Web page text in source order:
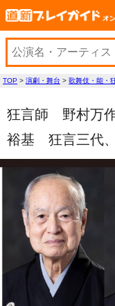
TOP > 演劇・舞台 > 歌舞伎・能・
狂言師 野村万
裕基 狂言三代